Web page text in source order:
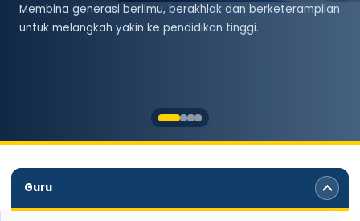
Membina generasi berilmu, berakhlak dan berketerampilan
untuk melangkah yakin ke pendidikan tinggi.
Guru